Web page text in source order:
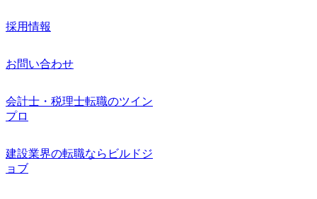
採用情報
お問い合わせ
会計士・税理士転職のツイン
プロ
建設業界の転職ならビルドジ
ョブ